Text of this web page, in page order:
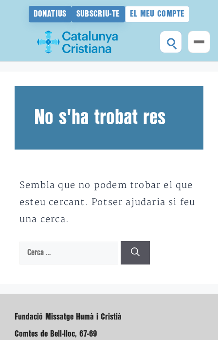
DONATIUS SUBSCRIU-TE EL MEU COMPTE
No s'ha trobat res
Sembla que no podem trobar el que
esteu cercant. Potser ajudaria si feu
una cerca.
Cerca:
Fundació Missatge Humà i Cristià
Comtes de Bell-lloc, 67-69